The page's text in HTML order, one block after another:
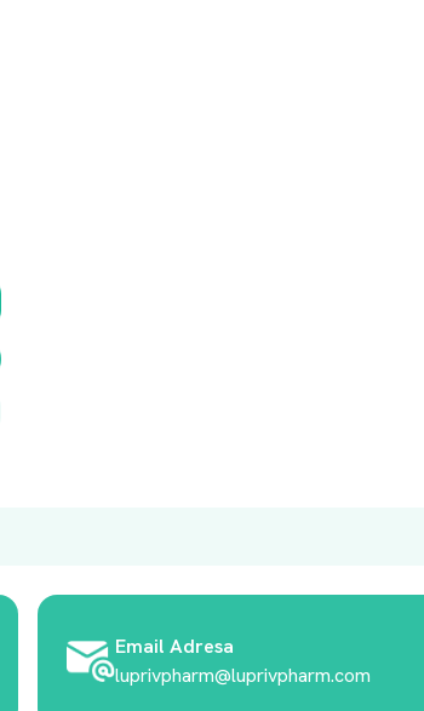
Email Adresa
luprivpharm@luprivpharm.com